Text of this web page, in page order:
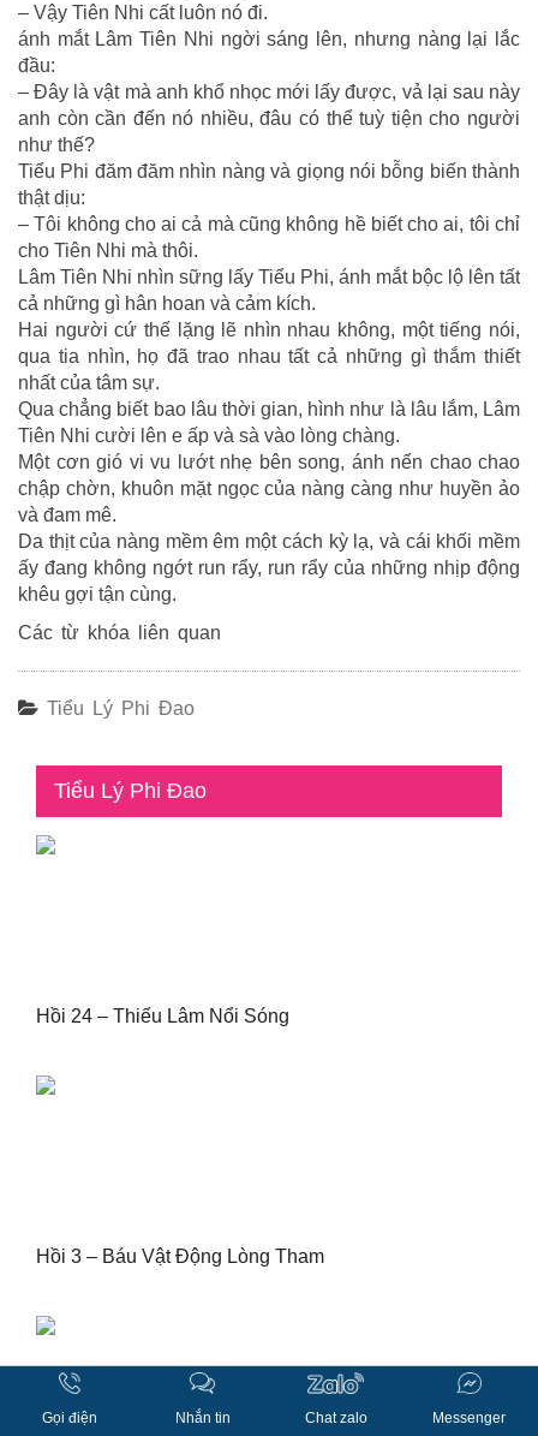
– Vậy Tiên Nhi cất luôn nó đi.
ánh mắt Lâm Tiên Nhi ngời sáng lên, nhưng nàng lại lắc
đầu:
– Đây là vật mà anh khổ nhọc mới lấy được, vả lại sau này
anh còn cần đến nó nhiều, đâu có thể tuỳ tiện cho người
như thế?
Tiểu Phi đăm đăm nhìn nàng và giọng nói bỗng biến thành
thật dịu:
– Tôi không cho ai cả mà cũng không hề biết cho ai, tôi chỉ
cho Tiên Nhi mà thôi.
Lâm Tiên Nhi nhìn sững lấy Tiểu Phi, ánh mắt bộc lộ lên tất
cả những gì hân hoan và cảm kích.
Hai người cứ thế lặng lẽ nhìn nhau không, một tiếng nói,
qua tia nhìn, họ đã trao nhau tất cả những gì thắm thiết
nhất của tâm sự.
Qua chẳng biết bao lâu thời gian, hình như là lâu lắm, Lâm
Tiên Nhi cười lên e ấp và sà vào lòng chàng.
Một cơn gió vi vu lướt nhẹ bên song, ánh nến chao chao
chập chờn, khuôn mặt ngọc của nàng càng như huyền ảo
và đam mê.
Da thịt của nàng mềm êm một cách kỳ lạ, và cái khối mềm
ấy đang không ngớt run rẩy, run rẩy của những nhịp động
khêu gợi tận cùng.
Các từ khóa liên quan
Tiểu Lý Phi Đao
Tiểu Lý Phi Đao
Hồi 24 – Thiếu Lâm Nổi Sóng
Hồi 3 – Báu Vật Động Lòng Tham
Gọi điện Nhắn tin Chat zalo Messenger